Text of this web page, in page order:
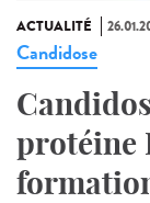
ACTUALITÉ
Candidose
protéine